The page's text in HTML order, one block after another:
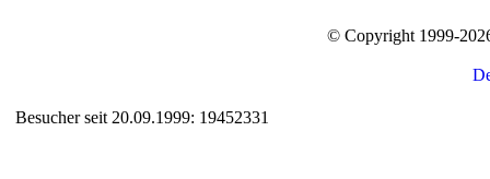
© Copyright 1999-
Besucher seit 20.09.1999: 19452331